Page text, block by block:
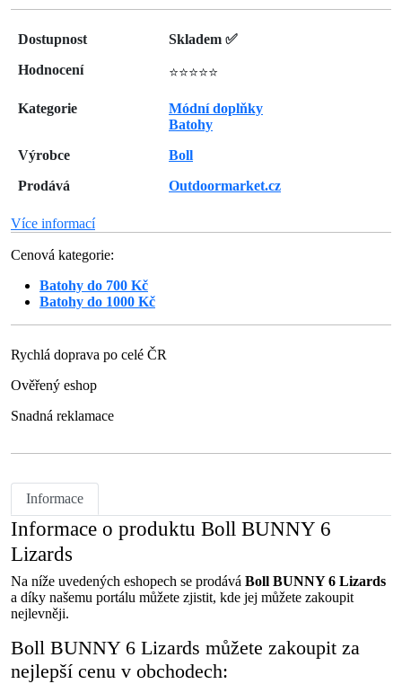
Dostupnost
Skladem ✅
Hodnocení
⭐⭐⭐⭐⭐
Kategorie
Módní doplňky
Batohy
Výrobce
Boll
Prodává
Outdoormarket.cz
Více informací
Cenová kategorie:
Batohy do 700 Kč
Batohy do 1000 Kč
Rychlá doprava po celé ČR
Ověřený eshop
Snadná reklamace
Informace
Informace o produktu Boll BUNNY 6
Lizards
Na níže uvedených eshopech se prodává Boll BUNNY 6 Lizards
a díky našemu portálu můžete zjistit, kde jej můžete zakoupit
nejlevněji.
Boll BUNNY 6 Lizards můžete zakoupit za
nejlepší cenu v obchodech: